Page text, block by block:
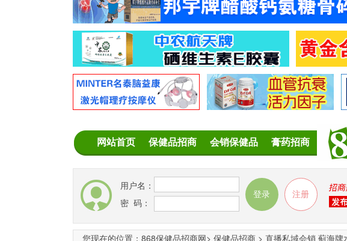
网站首页 保健品招商 会销保健品 膏药招商
用户名：
密 码：
您现在的位置： 868保健品招商网> 保健品招商 > 直播私域会销 蓟海